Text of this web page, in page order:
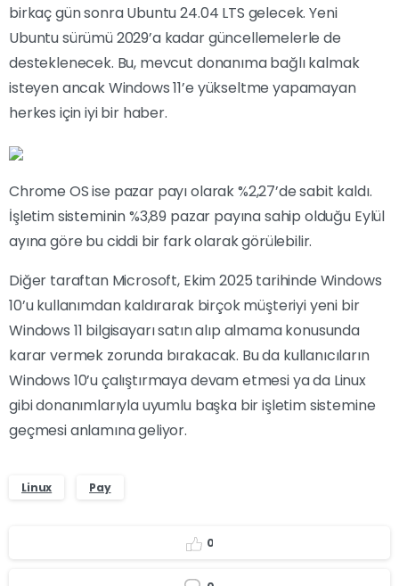
birkaç gün sonra Ubuntu 24.04 LTS gelecek. Yeni
Ubuntu sürümü 2029’a kadar güncellemelerle de
desteklenecek. Bu, mevcut donanıma bağlı kalmak
isteyen ancak Windows 11’e yükseltme yapamayan
herkes için iyi bir haber.
Chrome OS ise pazar payı olarak %2,27’de sabit kaldı.
İşletim sisteminin %3,89 pazar payına sahip olduğu Eylül
ayına göre bu ciddi bir fark olarak görülebilir.
Diğer taraftan Microsoft, Ekim 2025 tarihinde Windows
10’u kullanımdan kaldırarak birçok müşteriyi yeni bir
Windows 11 bilgisayarı satın alıp almama konusunda
karar vermek zorunda bırakacak. Bu da kullanıcıların
Windows 10’u çalıştırmaya devam etmesi ya da Linux
gibi donanımlarıyla uyumlu başka bir işletim sistemine
geçmesi anlamına geliyor.
Linux Pay
0